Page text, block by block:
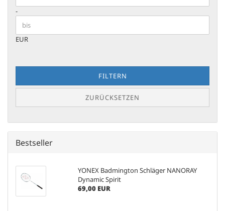
-
EUR
FILTERN
ZURÜCKSETZEN
Bestseller
YONEX Badmington Schläger NANORAY
Dynamic Spirit
69,00 EUR